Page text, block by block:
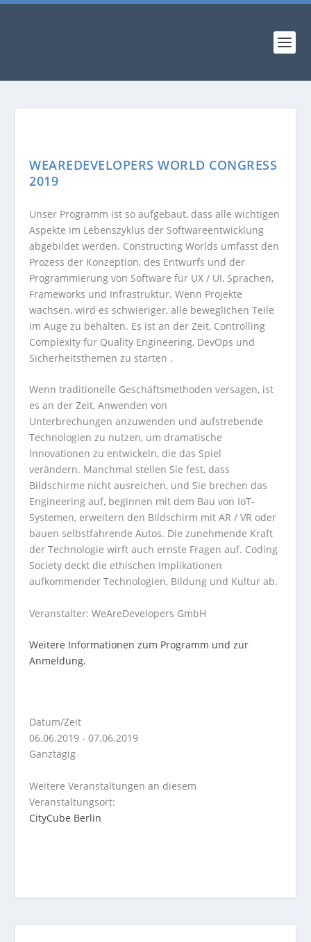
WEAREDEVELOPERS WORLD CONGRESS
2019
Unser Programm ist so aufgebaut, dass alle wichtigen
Aspekte im Lebenszyklus der Softwareentwicklung
abgebildet werden. Constructing Worlds umfasst den
Prozess der Konzeption, des Entwurfs und der
Programmierung von Software für UX / UI, Sprachen,
Frameworks und Infrastruktur. Wenn Projekte
wachsen, wird es schwieriger, alle beweglichen Teile
im Auge zu behalten. Es ist an der Zeit, Controlling
Complexity für Quality Engineering, DevOps und
Sicherheitsthemen zu starten .
Wenn traditionelle Geschäftsmethoden versagen, ist
es an der Zeit, Anwenden von
Unterbrechungen anzuwenden und aufstrebende
Technologien zu nutzen, um dramatische
Innovationen zu entwickeln, die das Spiel
verändern. Manchmal stellen Sie fest, dass
Bildschirme nicht ausreichen, und Sie brechen das
Engineering auf, beginnen mit dem Bau von IoT-
Systemen, erweitern den Bildschirm mit AR / VR oder
bauen selbstfahrende Autos. Die zunehmende Kraft
der Technologie wirft auch ernste Fragen auf. Coding
Society deckt die ethischen Implikationen
aufkommender Technologien, Bildung und Kultur ab.
Veranstalter: WeAreDevelopers GmbH
Weitere Informationen zum Programm und zur
Anmeldung.
Datum/Zeit
06.06.2019 - 07.06.2019
Ganztägig
Weitere Veranstaltungen an diesem
Veranstaltungsort:
CityCube Berlin